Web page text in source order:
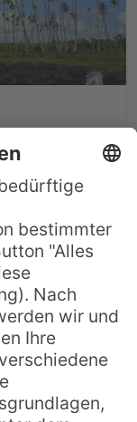
sind
der Insel.
ein oder